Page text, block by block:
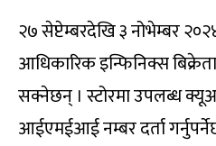
२७ सेप्टेम्बरदेखि ३ नोभेम्बर
आधिकारिक इन्फिनिक्स
सक्नेछन् । स्टोरमा उपलब्ध
आईएमईआई नम्बर दर्ता